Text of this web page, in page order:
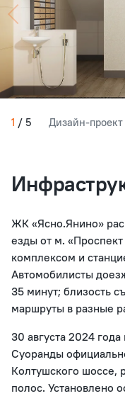
Дизайн-
1 /5
ЖК «Ясно.Янино»
езды от м.
комплексом и
Автомобилисты
35 минут; близость
маршруты в разные
30 августа 2024
Суоранды
Колтушского шоссе,
полос. Установлено